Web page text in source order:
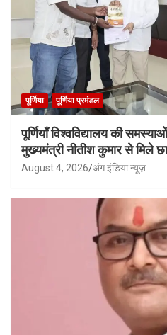
पूर्णिया पूर्णिया प्रमंडल
पूर्णियाँ विश्वविद्यालय की
मुख्यमंत्री नीतीश कुमार से मिले
August 4, 2026 अंग इंडिया न्यूज़